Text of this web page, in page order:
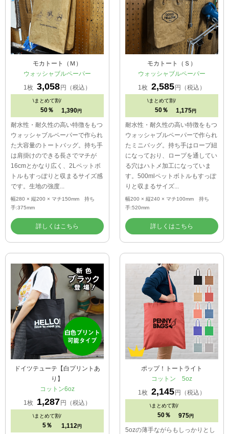
モカトート（Ｍ）
ウォッシャブルペーパー
1枚 3,058円（税込）
\まとめて割/
50％ 1,390 円
耐水性・耐久性の高い特徴をもつ
ウォッシャブルペーパーで作られ
た大容量のトートバッグ。持ち手
は肩掛けのできる長さでマチが
16cmとかなり広く、2Lペットボ
トルもすっぽりと収まるサイズ感
です。生地の強度...
幅280 × 縦200 × マチ150mm 持ち
手:375mm
詳しくはこちら
モカトート（Ｓ）
ウォッシャブルペーパー
1枚 2,585円（税込）
\まとめて割/
50％ 1,175 円
耐水性・耐久性の高い特徴をもつ
ウォッシャブルペーパーで作られ
たミニバッグ。持ち手はロープ紐
になっており、ロープを通してい
る穴はハトメ加工になっていま
す。500mlペットボトルもすっぽ
りと収まるサイズ...
幅200 × 縦240 × マチ100mm 持ち
手:520mm
詳しくはこちら
ドイツテューテ【白プリントあ
り】
コットン6oz
1枚
1,287円（税込）
\まとめて割/
5％ 1,112 円
ポップ！トートライト
コットン 5oz
1枚 2,145円（税込）
\まとめて割/
50％ 975 円
5ozの薄手ながらもしっかりとし